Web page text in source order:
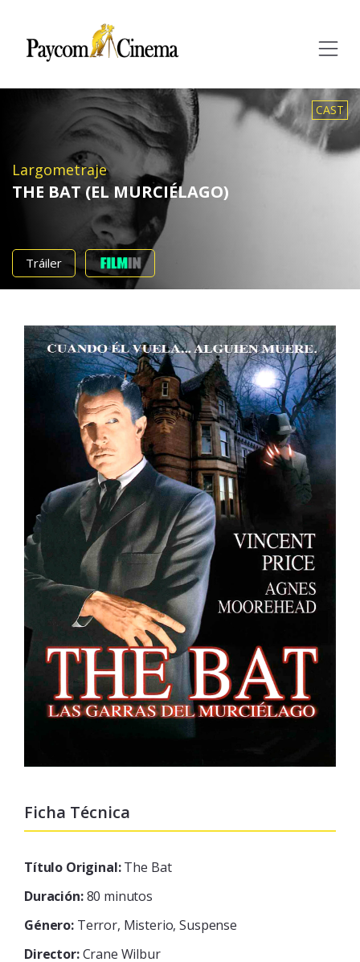
CAST
Largometraje
THE BAT (EL MURCIÉLAGO)
Tráiler
Ficha Técnica
Título Original:The Bat
Duración:80 minutos
Género:Terror, Misterio, Suspense
Director:Crane Wilbur